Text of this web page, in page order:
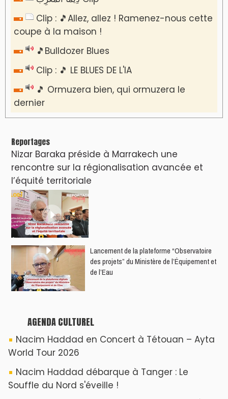
Communiqué de presse
Marrakech : le Musée Yves Saint Laurent fait
du mois d'août un rendez-vous
incontournable pour les cinéphiles et les
familles
VIDÉOS & CLIP +
LES PLUS RÉCENTS
دِيمَا المَغرِب Clip
Clip : 🎵Allez, allez ! Ramenez-nous cette
coupe à la maison !
🎵Bulldozer Blues
🎵 Ormuzera bien, qui ormuzera le
Reportages
Nizar Baraka préside à Marrakech une